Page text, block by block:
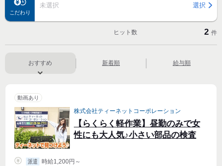
こだわり
未選択 選択
ヒット数 2 件
おすすめ 新着順 給与順
動画あり
株式会社ティーネットコーポレーション
【らくらく軽作業】昼勤のみで女
性にも大人気♪小さい部品の検査
派遣 時給1,200円～